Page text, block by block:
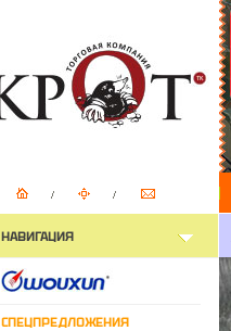
НАВИГАЦИЯ
СПЕЦПРЕДЛОЖЕНИЯ